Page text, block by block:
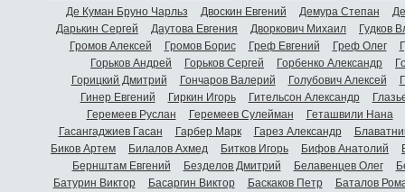
Де Куман Бруно Чарльз
Двоскин Евгений Демура Степан
Дарькин Сергей
Даутова Евгения Дворкович Михаил
Гудков
Громов Алексей
Громов Борис Греф Евгений Греф Олег
Горьков Андрей
Горьков Сергей Горбенко Александр
Горицкий Дмитрий
Гончаров Валерий Голубович Алексей
Гинер Евгений
Гиркин Игорь Гительсон Александр
Геремеев Руслан
Геремеев Сулейман
Геташвили Нана
Гасангаджиев Гасан
Гарбер Марк Гарез Александр
Биков Артем
Билалов Ахмед Битков Игорь Бифов Анатолий
Бернштам Евгений
Безделов Дмитрий Белавенцев Олег
Батурин Виктор
Басаргин Виктор Баскаков Петр
Баталов